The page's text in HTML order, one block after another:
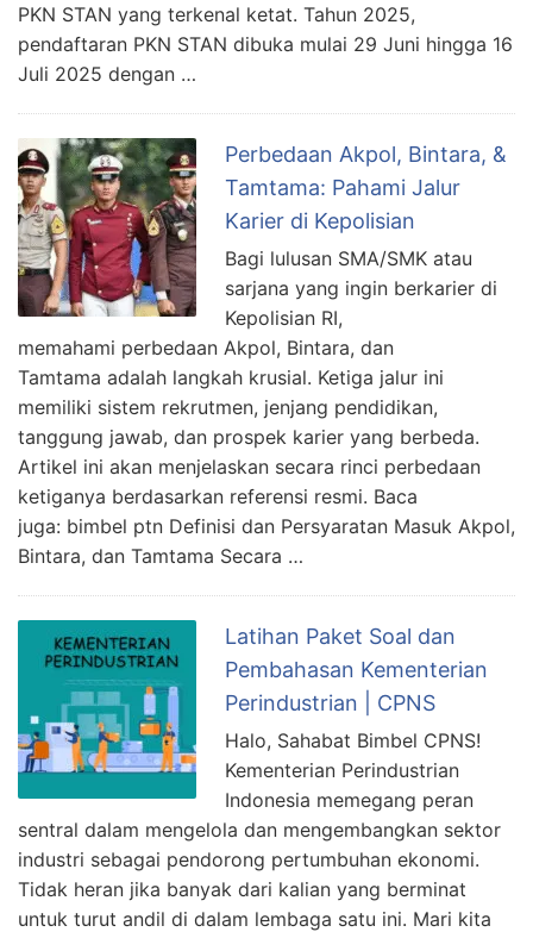
PKN STAN yang terkenal ketat. Tahun 2025,
pendaftaran PKN STAN dibuka mulai 29 Juni hingga 16
Juli 2025 dengan …
Perbedaan Akpol, Bintara, &
Tamtama: Pahami Jalur
Karier di Kepolisian
Bagi lulusan SMA/SMK atau
sarjana yang ingin berkarier di
Kepolisian RI,
memahami perbedaan Akpol, Bintara, dan
Tamtama adalah langkah krusial. Ketiga jalur ini
memiliki sistem rekrutmen, jenjang pendidikan,
tanggung jawab, dan prospek karier yang berbeda.
Artikel ini akan menjelaskan secara rinci perbedaan
ketiganya berdasarkan referensi resmi. Baca
juga: bimbel ptn Definisi dan Persyaratan Masuk Akpol,
Bintara, dan Tamtama Secara …
Latihan Paket Soal dan
Pembahasan Kementerian
Perindustrian | CPNS
Halo, Sahabat Bimbel CPNS!
Kementerian Perindustrian
Indonesia memegang peran
sentral dalam mengelola dan mengembangkan sektor
industri sebagai pendorong pertumbuhan ekonomi.
Tidak heran jika banyak dari kalian yang berminat
untuk turut andil di dalam lembaga satu ini. Mari kita